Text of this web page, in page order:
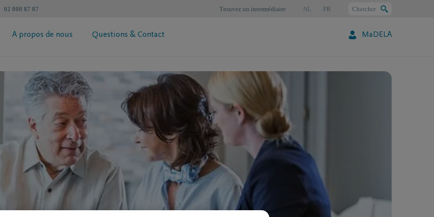
02 800 87 87 Chercher
Trouvez un intermédiaire NL FR
A propos de nous Questions & Contact MaDELA
Héritage DELA
votre prime
de succession
Informations générales
Coopérative DELA
Trouvez un intermédiaire
Contactez moi
Demandez votre brochure